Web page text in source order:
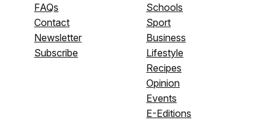
FAQs
Contact
Newsletter
Subscribe
Schools
Sport
Business
Lifestyle
Recipes
Opinion
Events
E-Editions